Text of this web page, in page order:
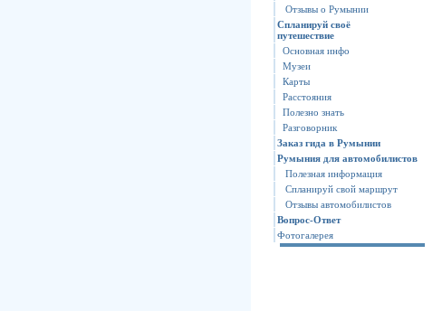
Отзывы о Румынии
Спланируй своё
путешествие
Основная инфо
Музеи
Карты
Расстояния
Полезно знать
Разговорник
Заказ гида в Румынии
Румыния для автомобилистов
Полезная информация
Спланируй свой маршрут
Отзывы автомобилистов
Вопрос-Ответ
Фотогалерея